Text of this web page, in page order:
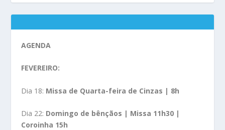
AGENDA
FEVEREIRO:
Dia 18: Missa de Quarta-feira de Cinzas | 8h
Dia 22: Domingo de bênçãos | Missa 11h30 |
Coroinha 15h